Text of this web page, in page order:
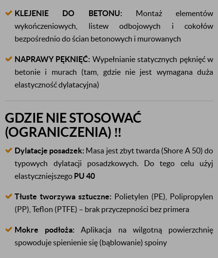
KLEJENIE DO BETONU:Montaż elementów
wykończeniowych, listew odbojowych i cokołów
bezpośrednio do ścian betonowych i murowanych
NAPRAWY PĘKNIĘĆ: Wypełnianie statycznych pęknięć w
betonie i murach (tam, gdzie nie jest wymagana duża
elastyczność dylatacyjna)
GDZIE NIE STOSOWAĆ
(OGRANICZENIA) ‼️
Dylatacje posadzek: Masa jest zbyt twarda (Shore A 50) do
typowych dylatacji posadzkowych. Do tego celu użyj
elastyczniejszego PU 40
Tłuste tworzywa sztuczne: Polietylen (PE), Polipropylen
(PP), Teflon (PTFE) – brak przyczepności bez primera
Mokre podłoża: Aplikacja na wilgotną powierzchnię
spowoduje spienienie się (bąblowanie) spoiny